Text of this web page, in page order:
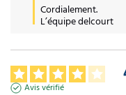
Cordialement.
L’équipe delcourt
Avis vérifié